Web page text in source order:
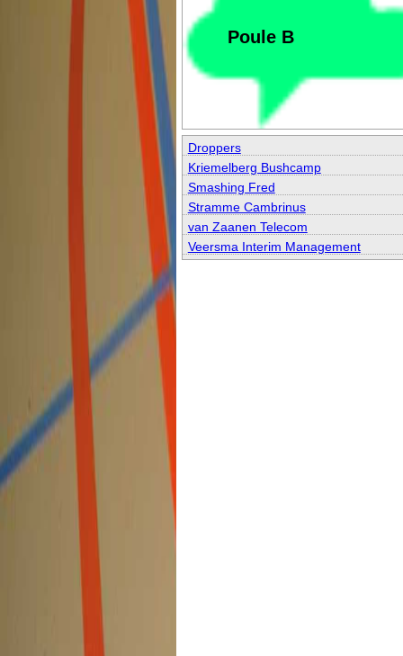
Poule B
Droppers
Kriemelberg Bushcamp
Smashing Fred
Stramme Cambrinus
van Zaanen Telecom
Veersma Interim Management